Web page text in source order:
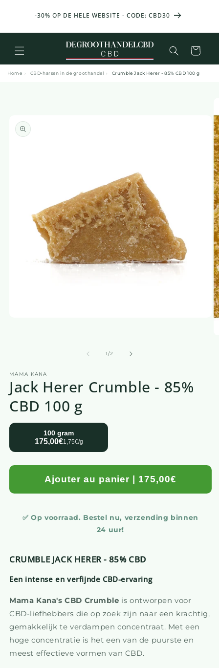
-30% OP DE HELE WEBSITE - CODE: CBD30
Mand
Home › CBD-harsen in de groothandel › Crumble Jack Herer - 85% CBD 100 g
1/van
2
MAMA KANA
Jack Herer Crumble - 85%
CBD 100 g
100 gram
175,00€1,75€/g
Ajouter au panier | 175,00€
✅ Op voorraad. Bestel nu, verzending binnen
24 uur!
CRUMBLE JACK HERER - 85% CBD
Een intense en verfijnde CBD-ervaring
Mama Kana's CBD Crumble is ontworpen voor
CBD-liefhebbers die op zoek zijn naar een krachtig,
gemakkelijk te verdampen concentraat. Met een
hoge concentratie is het een van de puurste en
meest effectieve vormen van CBD.